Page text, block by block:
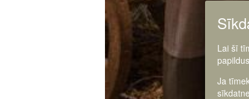
Lai šī
Ja